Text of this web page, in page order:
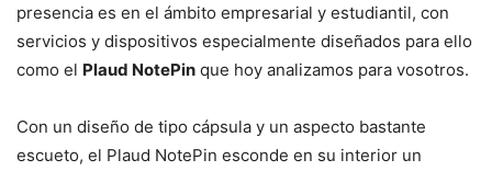
presencia es en el ámbito empresarial y estudiantil, con
servicios y dispositivos especialmente diseñados para ello
como el Plaud NotePin que hoy analizamos para vosotros.
Con un diseño de tipo cápsula y un aspecto bastante
escueto, el Plaud NotePin esconde en su interior un